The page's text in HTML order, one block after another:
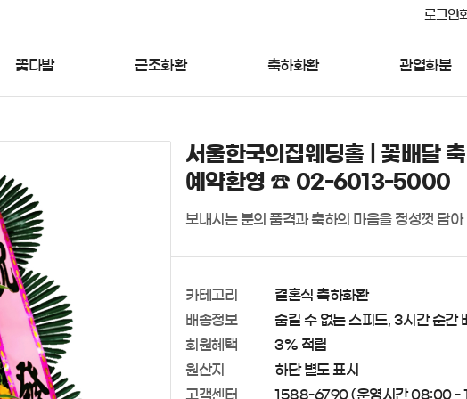
로그인
꽃다발 근조화환 축하화환 관엽화분
서울한국의집웨딩홀 | 꽃배달
예약환영 ☎ 02-6013-5000
보내시는 분의 품격과 축하의 마음을 정성껏 담
카테고리
결혼식 축하화환
배송정보
숨길 수 없는 스피드, 3시간 순간
회원혜택
3% 적립
원산지
하단 별도 표시
고객센터
1588-6790 (운영시간 08:00 -